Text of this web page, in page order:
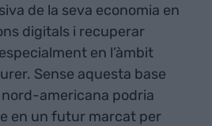
de la seva economia en
digitals i recuperar
en l’àmbit
Sense aquesta base
americana podria
en un futur marcat per